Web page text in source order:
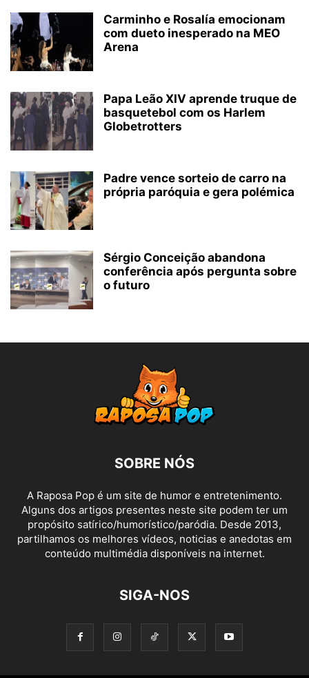
Carminho e Rosalía emocionam
com dueto inesperado na MEO
Arena
Papa Leão XIV aprende truque de
basquetebol com os Harlem
Globetrotters
Padre vence sorteio de carro na
própria paróquia e gera polémica
Sérgio Conceição abandona
conferência após pergunta sobre
o futuro
SOBRE NÓS
A Raposa Pop é um site de humor e entretenimento.
Alguns dos artigos presentes neste site podem ter um
propósito satírico/humorístico/paródia. Desde 2013,
partilhamos os melhores vídeos, noticias e anedotas em
conteúdo multimédia disponíveis na internet.
SIGA-NOS